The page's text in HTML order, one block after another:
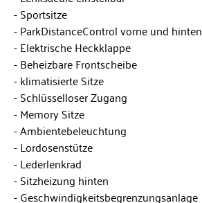
Sportsitze
ParkDistanceControl vorne und hinten
Elektrische Heckklappe
Beheizbare Frontscheibe
klimatisierte Sitze
Schlüsselloser Zugang
Memory Sitze
Ambientebeleuchtung
Lordosenstütze
Lederlenkrad
Sitzheizung hinten
Geschwindigkeitsbegrenzungsanlage